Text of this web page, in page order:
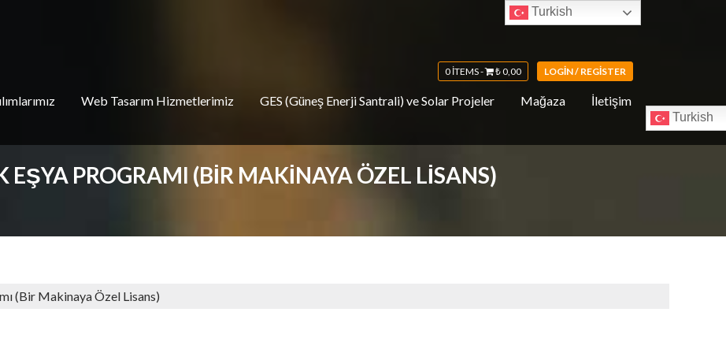
0 ITEMS - ₺0,00 LOGIN / REGISTER
Web Tasarım Hizmetlerimiz GES (Güneş Enerji Santrali) ve Solar Projeler Mağaza İletişim
Turkish
EŞYA PROGRAMI (BIR MAKINAYA ÖZEL LISANS)
(Bir Makinaya Özel Lisans)
Turkish